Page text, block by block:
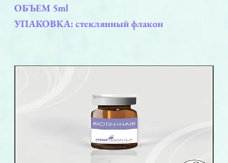
ОБЪЕМ 5ml
УПАКОВКА: стеклянный флакон